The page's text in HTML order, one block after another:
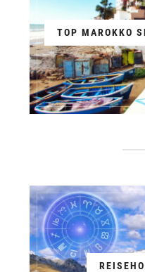
TOP MAROKKO